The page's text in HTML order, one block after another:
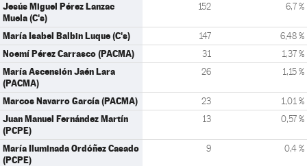
Jesús Miguel Pérez Lanzac
Muela (C's)
152 6,7 %
María Isabel Balbin Luque (C's) 147 6,48 %
Noemí Pérez Carrasco (PACMA) 31 1,37 %
María Ascensión Jaén Lara
(PACMA)
26 1,15 %
Marcos Navarro García (PACMA) 23 1,01 %
Juan Manuel Fernández Martín
(PCPE)
13 0,57 %
María Iluminada Ordóñez Casado
(PCPE)
9 0,4 %